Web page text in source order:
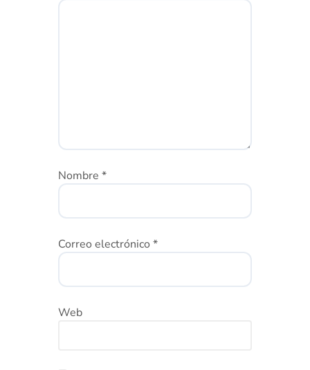
Nombre *
Correo electrónico *
Web